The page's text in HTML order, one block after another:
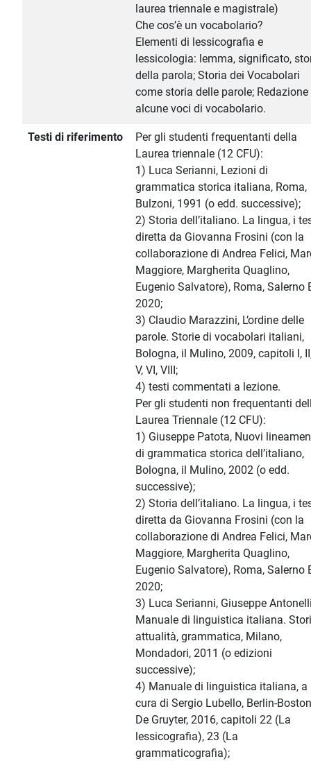
laurea triennale e magistrale)
Che cos’è un vocabolario?
Elementi di lessicografia e
lessicologia: lemma, significato,
della parola; Storia dei Vocabolari
come storia delle parole; Redazione
alcune voci di vocabolario.
Testi di riferimento
Per gli studenti frequentanti della
Laurea triennale (12 CFU):
1) Luca Serianni, Lezioni di
grammatica storica italiana, Roma,
Bulzoni, 1991 (o edd. successive);
2) Storia dell’italiano. La lingua, i
diretta da Giovanna Frosini (con la
collaborazione di Andrea Felici,
Maggiore, Margherita Quaglino,
Eugenio Salvatore), Roma, Salerno
2020;
3) Claudio Marazzini, L’ordine delle
parole. Storie di vocabolari italiani,
Bologna, il Mulino, 2009, capitoli I,
V, VI, VIII;
4) testi commentati a lezione.
Per gli studenti non frequentanti
Laurea Triennale (12 CFU):
1) Giuseppe Patota, Nuovi
di grammatica storica dell’italiano,
Bologna, il Mulino, 2002 (o edd.
successive);
2) Storia dell’italiano. La lingua, i
diretta da Giovanna Frosini (con la
collaborazione di Andrea Felici,
Maggiore, Margherita Quaglino,
Eugenio Salvatore), Roma, Salerno
2020;
3) Luca Serianni, Giuseppe
Manuale di linguistica italiana.
attualità, grammatica, Milano,
Mondadori, 2011 (o edizioni
successive);
4) Manuale di linguistica italiana, a
cura di Sergio Lubello, Berlin-
De Gruyter, 2016, capitoli 22 (La
lessicografia), 23 (La
grammaticografia);